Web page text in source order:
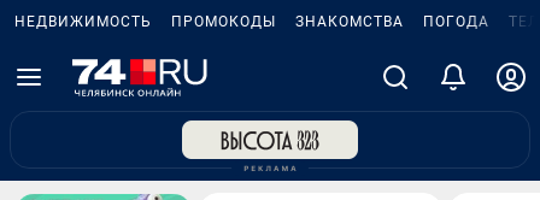
НЕДВИЖИМОСТЬ ПРОМОКОДЫ ЗНАКОМСТВА ПОГОДА